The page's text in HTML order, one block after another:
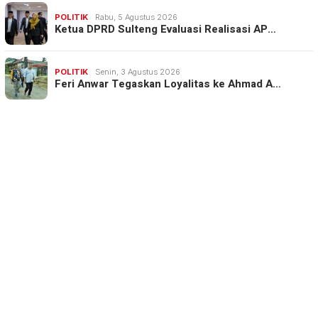
POLITIK Rabu, 5 Agustus 2026
Ketua DPRD Sulteng Evaluasi Realisasi AP…
POLITIK Senin, 3 Agustus 2026
Feri Anwar Tegaskan Loyalitas ke Ahmad A…